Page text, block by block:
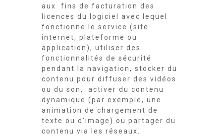
aux fins de facturation des
licences du logiciel avec lequel
fonctionne le service (site
internet, plateforme ou
application), utiliser des
fonctionnalités de sécurité
pendant la navigation, stocker du
contenu pour diffuser des vidéos
ou du son, activer du contenu
dynamique (par exemple, une
animation de chargement de
texte ou d’image) ou partager du
contenu via les réseaux.